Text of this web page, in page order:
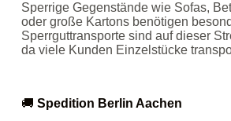
Sperrige Gegenstände wie Sofas,
oder große Kartons benötigen
Sperrguttransporte sind auf dieser
da viele Kunden Einzelstücke
🚚 Spedition Berlin Aachen